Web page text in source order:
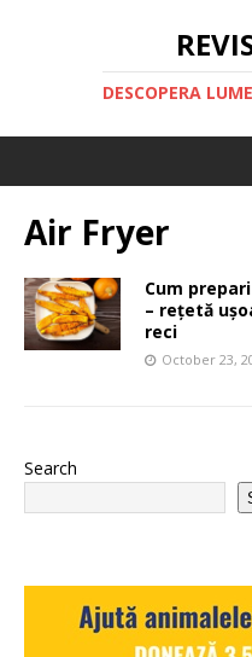
DESCOPERA
Air Fryer
Cum
– rețetă
reci
October 23,
Search